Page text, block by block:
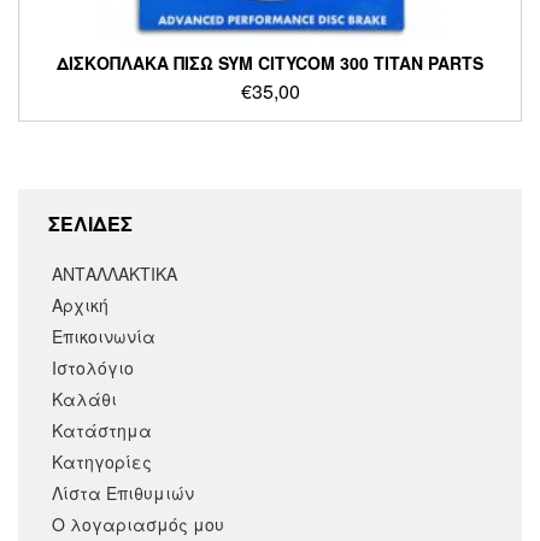
ΔΙΣΚΟΠΛΑΚΑ ΠΙΣΩ SYM CITYCOM 300 TITAN PARTS
€35,00
ΣΕΛΙΔΕΣ
ΑΝΤΑΛΛΑΚΤΙΚΑ
Αρχική
Επικοινωνία
Ιστολόγιο
Καλάθι
Κατάστημα
Κατηγορίες
Λίστα Επιθυμιών
Ο λογαριασμός μου